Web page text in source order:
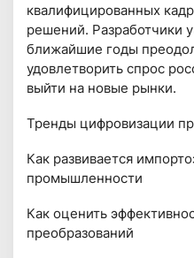
квалифицированных
решений. Разработчики
ближайшие годы
удовлетворить спрос
выйти на новые рынки.
Тренды цифровизации
Как развивается
промышленности
Как оценить
преобразований